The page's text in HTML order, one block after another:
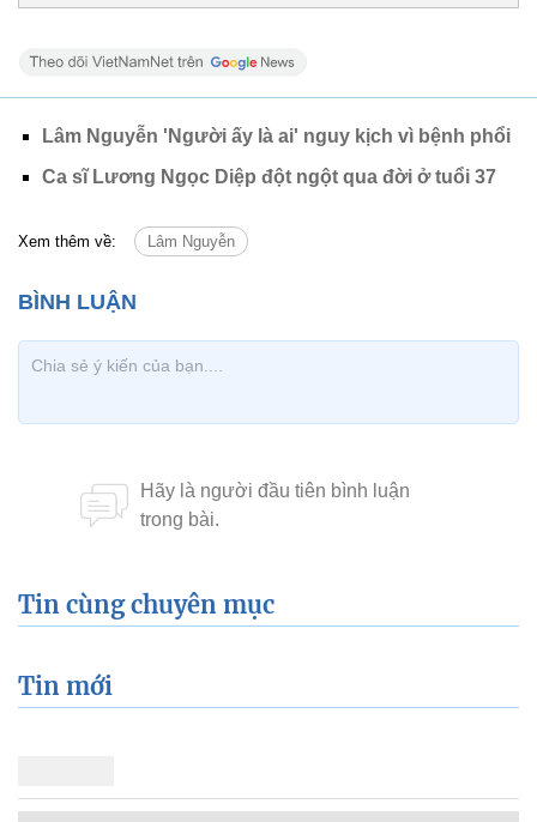
Lâm Nguyễn 'Người ấy là ai' nguy kịch vì bệnh phổi
Ca sĩ Lương Ngọc Diệp đột ngột qua đời ở tuổi 37
Xem thêm về: Lâm Nguyễn
Tin cùng chuyên mục
Tin mới